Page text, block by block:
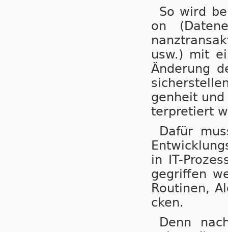
So wird
on
usw.) mit
Än­de­rung
gen­heit
ter­pre­tiert
Dafür
in IT-
ge­grif­fen
Rou­ti­nen,
cken.
Denn